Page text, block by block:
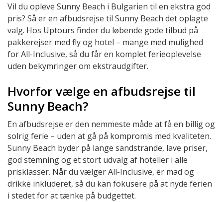
Vil du opleve Sunny Beach i Bulgarien til en ekstra god
pris? Så er en afbudsrejse til Sunny Beach det oplagte
valg. Hos Uptours finder du løbende gode tilbud på
pakkerejser med fly og hotel – mange med mulighed
for All-Inclusive, så du får en komplet ferieoplevelse
uden bekymringer om ekstraudgifter.
Hvorfor vælge en afbudsrejse til
Sunny Beach?
En afbudsrejse er den nemmeste måde at få en billig og
solrig ferie – uden at gå på kompromis med kvaliteten.
Sunny Beach byder på lange sandstrande, lave priser,
god stemning og et stort udvalg af hoteller i alle
prisklasser. Når du vælger All-Inclusive, er mad og
drikke inkluderet, så du kan fokusere på at nyde ferien
i stedet for at tænke på budgettet.